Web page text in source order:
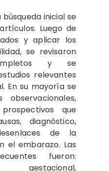
inicial se
Luego de
y aplicar los
se revisaron
y se
relevantes
En su mayoría se
que
diagnóstico,
de la
el embarazo. Las
fueron:
gestacional,